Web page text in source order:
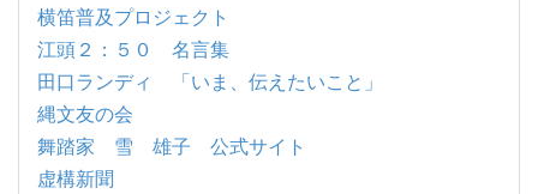
横笛普及プロジェクト
江頭２：５０ 名言集
田口ランディ 「いま、伝えたいこと」
縄文友の会
舞踏家 雪 雄子 公式サイト
虚構新聞